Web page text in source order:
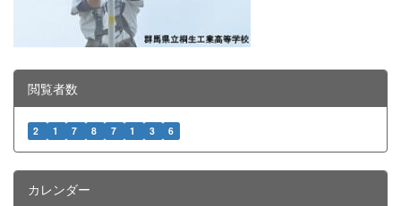
閲覧者数
2 1 7 8 7 1 3 6
カレンダー